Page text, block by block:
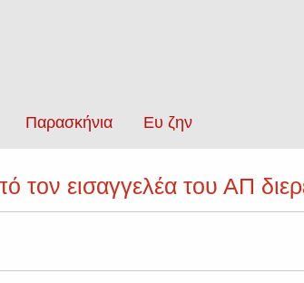
Παρασκήνια Ευ ζην
τον εισαγγελέα του ΑΠ